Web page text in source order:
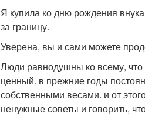
Я купила ко дню рождения
за границу.
Уверена, вы и сами можете
Люди равнодушны ко всему, что
ценный. в прежние годы
собственными весами. и от
ненужные советы и говорить,